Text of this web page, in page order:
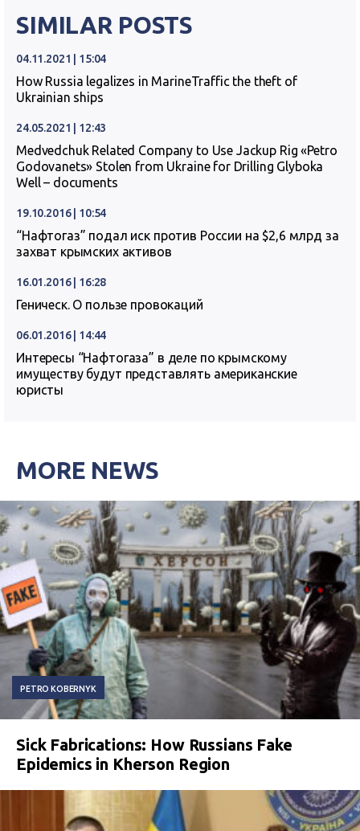
SIMILAR POSTS
04.11.2021 | 15:04
How Russia legalizes in MarineTraffic the theft of
Ukrainian ships
24.05.2021 | 12:43
Medvedchuk Related Company to Use Jackup Rig «Petro
Godovanets» Stolen from Ukraine for Drilling Glyboka
Well – documents
19.10.2016 | 10:54
“Нафтогаз” подал иск против России на $2,6 млрд за
захват крымских активов
16.01.2016 | 16:28
Геническ. О пользе провокаций
06.01.2016 | 14:44
Интересы “Нафтогаза” в деле по крымскому
имуществу будут представлять американские
юристы
MORE NEWS
PETRO KOBERNYK
Sick Fabrications: How Russians Fake
Epidemics in Kherson Region